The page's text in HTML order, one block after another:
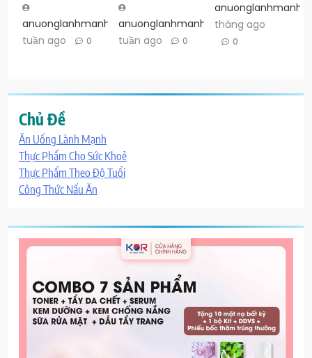
anuonglanhmanh
2
tuần ago
0
anuonglanhmanh
4
tuần ago
0
anuonglanhmanh
tháng ago
0
Chủ Đề
Ăn Uống Lành Mạnh
Thực Phẩm Cho Sức Khoẻ
Thực Phẩm Theo Độ Tuổi
Công Thức Nấu Ăn